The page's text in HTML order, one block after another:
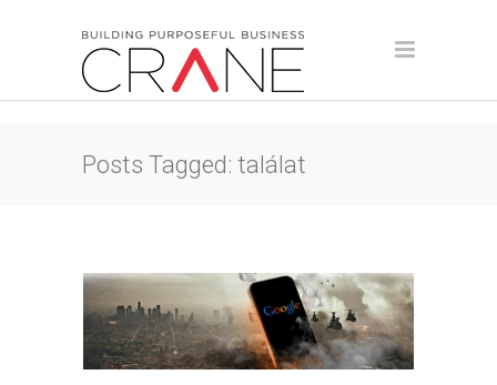
Posts Tagged: találat